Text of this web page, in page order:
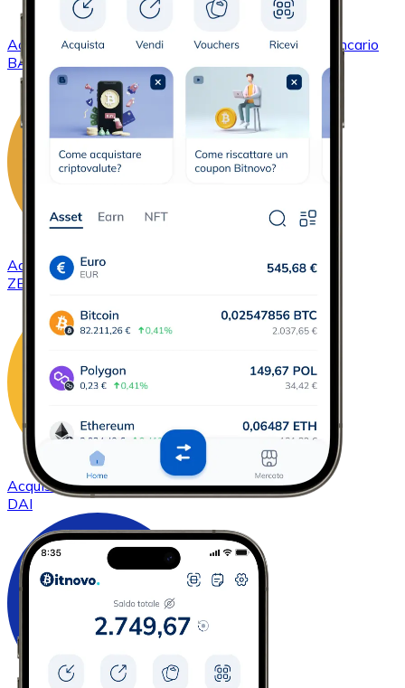
AcquistareBasic Attention Tokencon bonifico bancario
BAT
AcquistareZCash
con bonifico bancario
ZEC
AcquistareDAIcon bonifico bancario
DAI